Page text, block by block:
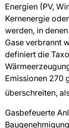
Energien (PV,
Kernenergie
werden, in
Gase verbrannt
definiert die
Emissionen 270
überschreiten,
Gasbefeuerte